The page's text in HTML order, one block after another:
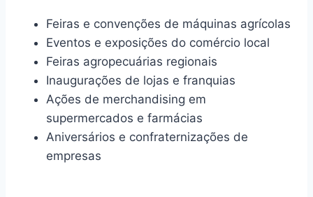
Feiras e convenções de máquinas agrícolas
Eventos e exposições do comércio local
Feiras agropecuárias regionais
Inaugurações de lojas e franquias
Ações de merchandising em
supermercados e farmácias
Aniversários e confraternizações de
empresas